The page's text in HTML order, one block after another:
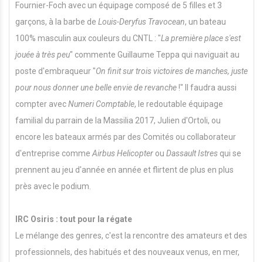
Fournier-Foch avec un équipage composé de 5 filles et 3
garçons, à la barbe de Louis-Deryfus Travocean, un bateau
100% masculin aux couleurs du CNTL : "La première place s'est
jouée à très peu" commente Guillaume Teppa qui naviguait au
poste d'embraqueur "On finit sur trois victoires de manches, juste
pour nous donner une belle envie de revanche!" Il faudra aussi
compter avecNumeri Comptable, le redoutable équipage
familial du parrain de la Massilia 2017, Julien d'Ortoli, ou
encore les bateaux armés par des Comités ou collaborateur
d'entreprise commeAirbus Helicopter ou Dassault Istres qui se
prennent au jeu d'année en année et flirtent de plus en plus
près avec le podium.
IRC Osiris : tout pour la régate
Le mélange des genres, c'est la rencontre des amateurs et des
professionnels, des habitués et des nouveaux venus, en mer,